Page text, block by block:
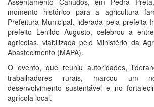
momento histórico para a agricultura
Prefeitura Municipal, liderada pela prefeita
prefeito Lenildo Augusto, celebrou a
agrícolas, viabilizada pelo Ministério da
Abastecimento (MAPA).
O evento, que reuniu autoridades,
trabalhadores rurais, marcou um
desenvolvimento sustentável e no
agrícola local.